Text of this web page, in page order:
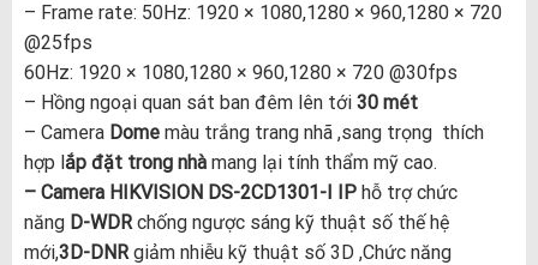
– Frame rate: 50Hz: 1920 × 1080,1280 × 960,1280 × 720
@25fps
60Hz: 1920 × 1080,1280 × 960,1280 × 720 @30fps
– Hồng ngoại quan sát ban đêm lên tới 30 mét
– Camera Domemàu trắng trang nhã ,sang trọng thích
hợp l ắp đặt trong nhàmang lại tính thẩm mỹ cao.
– Camera HIKVISION DS-2CD1301-I IP hỗ trợ chức
năng D-WDRchống ngược sáng kỹ thuật số thế hệ
mới,3D-DNRgiảm nhiễu kỹ thuật số 3D ,Chức năng